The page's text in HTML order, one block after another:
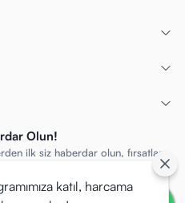
Olun!
ilk siz haberdar olun, fırsatları
katıl, harcama